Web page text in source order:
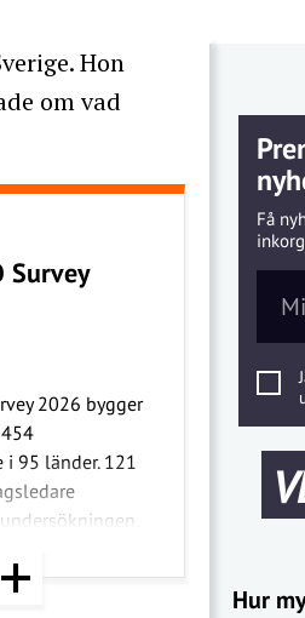
Hon
om vad
Survey
2026 bygger
i 95 länder. 121
2025.
Få
Hur